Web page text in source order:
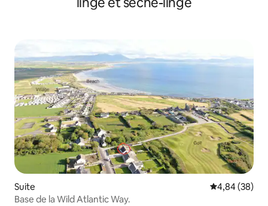
Suite Évaluation
4,84 (38)
Base de la Wild Atlantic Way.